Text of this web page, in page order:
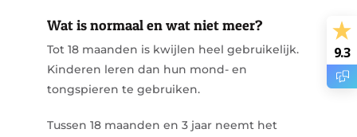
Wat is normaal en wat niet meer?
Tot 18 maanden is kwijlen heel gebruikelijk.
Kinderen leren dan hun mond- en
tongspieren te gebruiken.
Tussen 18 maanden en 3 jaar neemt het
9.3